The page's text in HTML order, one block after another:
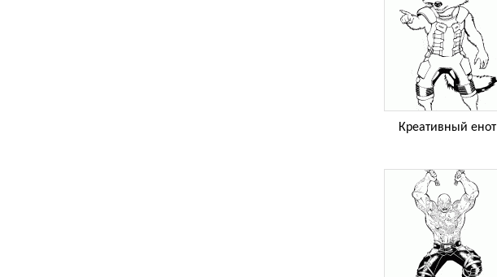
Креативный енот